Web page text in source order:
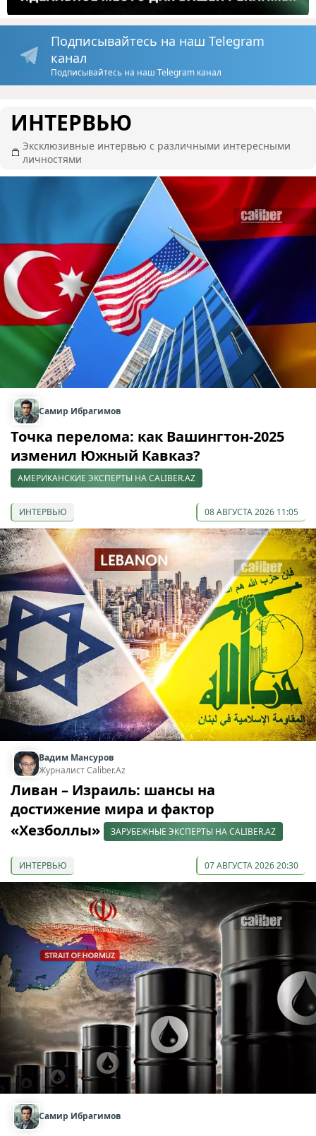
Подписывайтесь на наш Telegram
канал
Подписывайтесь на наш Telegram канал
ИНТЕРВЬЮ
Эксклюзивные интервью с различными интересными
личностями
Самир Ибрагимов
Точка перелома: как Вашингтон-2025
изменил Южный Кавказ?
АМЕРИКАНСКИЕ ЭКСПЕРТЫ НА CALIBER.AZ
ИНТЕРВЬЮ 08 АВГУСТА 2026 11:05
Вадим Мансуров
Журналист Caliber.Az
Ливан – Израиль: шансы на
достижение мира и фактор
«Хезболлы»
ЗАРУБЕЖНЫЕ ЭКСПЕРТЫ НА CALIBER.AZ
ИНТЕРВЬЮ 07 АВГУСТА 2026 20:30
Самир Ибрагимов